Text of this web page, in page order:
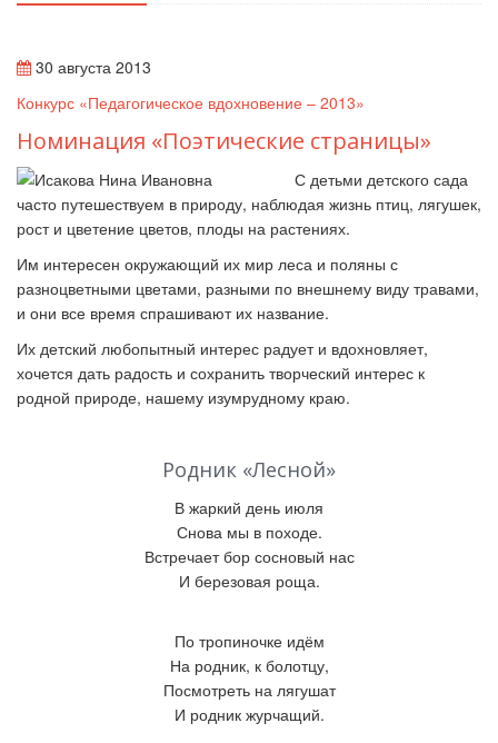
30 августа 2013
Конкурс «Педагогическое вдохновение – 2013»
Номинация «Поэтические страницы»
С детьми детского сада
часто путешествуем в природу, наблюдая жизнь птиц, лягушек,
рост и цветение цветов, плоды на растениях.
Им интересен окружающий их мир леса и поляны с
разноцветными цветами, разными по внешнему виду травами,
и они все время спрашивают их название.
Их детский любопытный интерес радует и вдохновляет,
хочется дать радость и сохранить творческий интерес к
родной природе, нашему изумрудному краю.
Родник «Лесной»
В жаркий день июля
Снова мы в походе.
Встречает бор сосновый нас
И березовая роща.
По тропиночке идём
На родник, к болотцу,
Посмотреть на лягушат
И родник журчащий.